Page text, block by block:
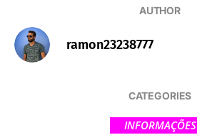
AUTHOR
ramon23238777
CATEGORIES
INFORMAÇÕES